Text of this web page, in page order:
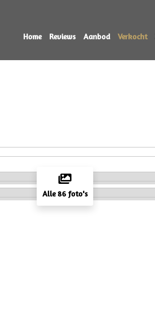
Home Reviews Aanbod Verkocht
Alle 86 foto's